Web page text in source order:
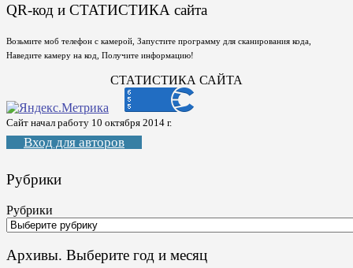
QR-код и СТАТИСТИКА сайта
Возьмите моб телефон с камерой, Запустите программу для сканирования кода,
Наведите камеру на код, Получите информацию!
СТАТИСТИКА САЙТА
Сайт начал работу 10 октября 2014 г.
Вход для авторов
Рубрики
Рубрики
Архивы. Выберите год и месяц